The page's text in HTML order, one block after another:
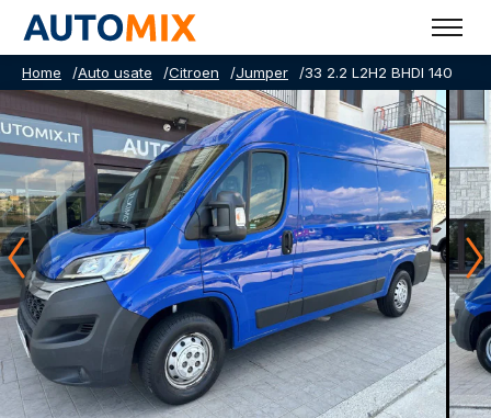
Home /Auto usate /Citroen /Jumper /33 2.2 L2H2 BHDI 140